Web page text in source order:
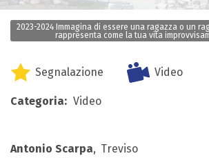
2023-2024 Immagina di essere una ragazza o un
rappresenta come la tua vita
Segnalazione Video
Categoria: Video
Antonio Scarpa
Treviso